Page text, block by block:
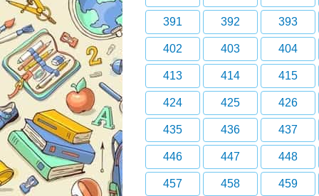
391 392 393
402 403 404
413 414 415
424 425 426
435 436 437
446 447 448
457 458 459